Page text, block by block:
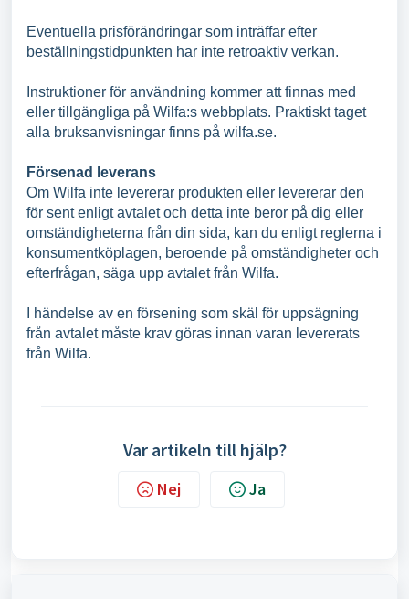
Eventuella prisförändringar som inträffar efter
beställningstidpunkten har inte retroaktiv verkan.
Instruktioner för användning kommer att finnas med
eller tillgängliga på Wilfa:s webbplats. Praktiskt taget
alla bruksanvisningar finns på wilfa.se.
Försenad leverans
Om Wilfa inte levererar produkten eller levererar den
för sent enligt avtalet och detta inte beror på dig eller
omständigheterna från din sida, kan du enligt reglerna i
konsumentköplagen, beroende på omständigheter och
efterfrågan, säga upp avtalet från Wilfa.
I händelse av en försening som skäl för uppsägning
från avtalet måste krav göras innan varan levererats
från Wilfa.
Var artikeln till hjälp?
Nej Ja